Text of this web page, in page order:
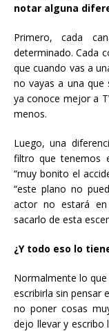
notar alguna
Primero, cada
determinado. Cada
que cuando vas a
no vayas a una que
ya conoce mejor a
menos.
Luego, una
filtro que tenemos
“muy bonito el
“este plano no
actor no estará
sacarlo de esta
¿Y todo eso lo
Normalmente lo
escribirla sin pensar
no poner cosas
dejo llevar y escribo